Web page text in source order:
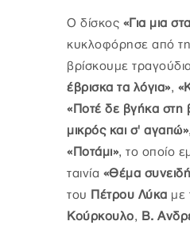
Ο δίσκος «Για μια
κυκλοφόρησε από
βρίσκουμε
έβρισκα τα λόγια»,
«Ποτέ δε βγήκα στη
μικρός και σ' αγαπώ»
«Ποτάμι», το οποίο
ταινία «Θέμα
του Πέτρου Λύκα με
Κούρκουλο, Β.